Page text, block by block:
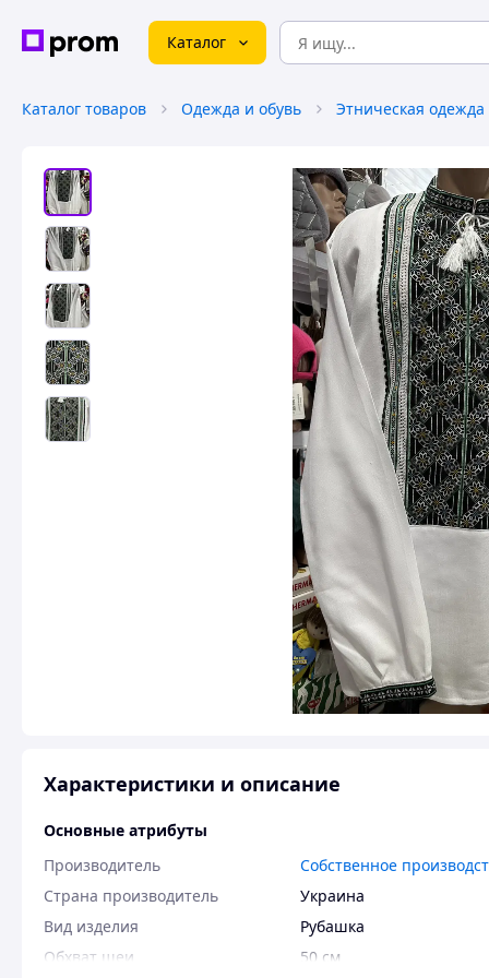
Каталог
Каталог товаров Одежда и обувь Этническая одежда
Характеристики и описание
Основные атрибуты
Производитель
Собственное
Страна производитель
Украина
Вид изделия
Рубашка
Обхват шеи
50 см